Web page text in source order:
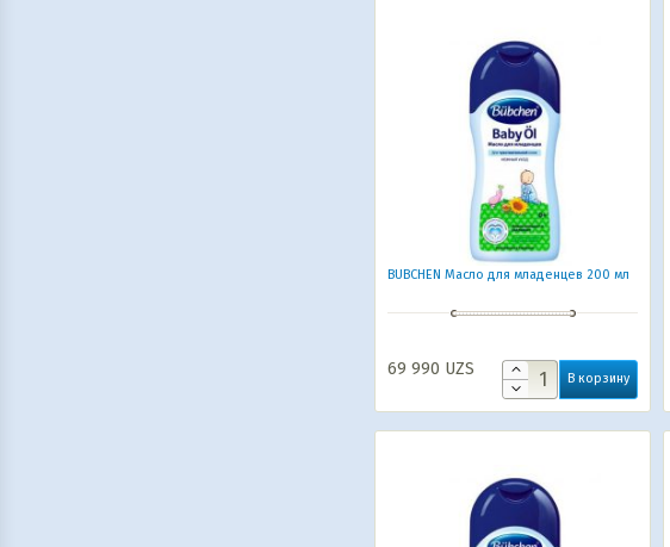
BUBCHEN Масло для младенцев 200 мл
69 990 UZS В корзину